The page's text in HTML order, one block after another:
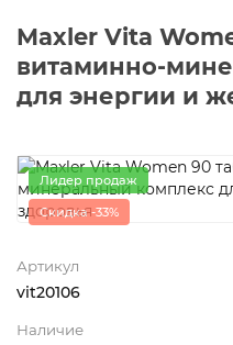
Maxler Vita
витаминно-
для энергии и
Лидер продаж
Скидка -33%
Артикул
vit20106
Наличие